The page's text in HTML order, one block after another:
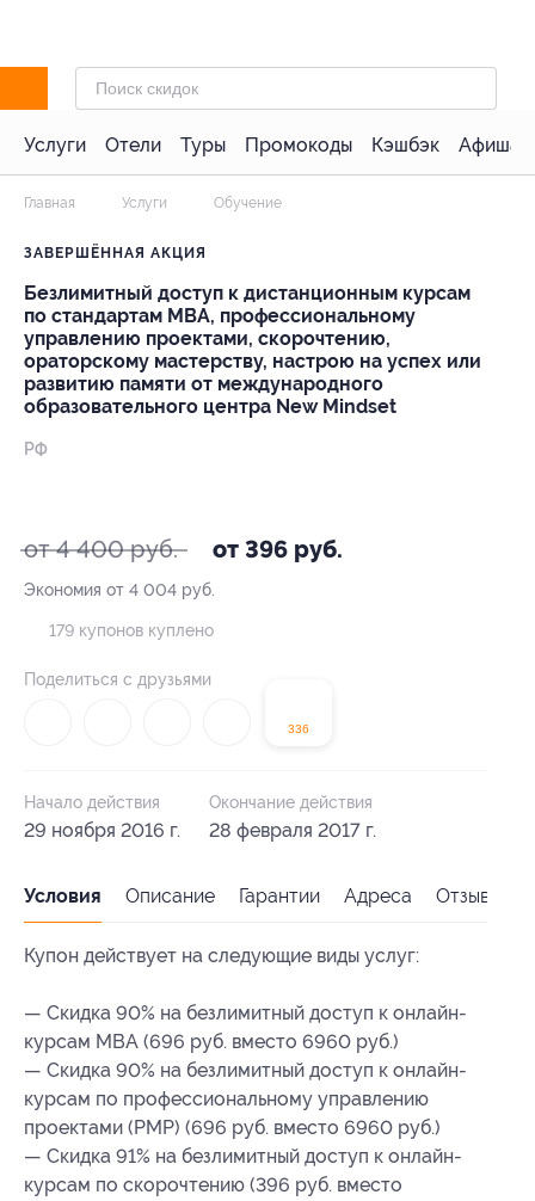
Услуги Отели Туры Промокоды Кэшбэк Афиша
Главная Услуги Обучение
ЗАВЕРШЁННАЯ АКЦИЯ
Безлимитный доступ к дистанционным курсам
по стандартам MBA, профессиональному
управлению проектами, скорочтению,
ораторскому мастерству, настрою на успех или
развитию памяти от международного
образовательного центра New Mindset
РФ
от 4 400 руб. от 396 руб.
Экономия от 4 004 руб.
336
179 купонов куплено
Поделиться с друзьями
Начало действия
29 ноября 2016 г.
Окончание действия
28 февраля 2017 г.
Условия Описание Гарантии Адреса Отзывы
Купон действует на следующие виды услуг:
— Скидка 90% на безлимитный доступ к онлайн-
курсам MBA (696 руб. вместо 6960 руб.)
— Скидка 90% на безлимитный доступ к онлайн-
курсам по профессиональному управлению
проектами (PMP) (696 руб. вместо 6960 руб.)
— Скидка 91% на безлимитный доступ к онлайн-
курсам по скорочтению (396 руб. вместо